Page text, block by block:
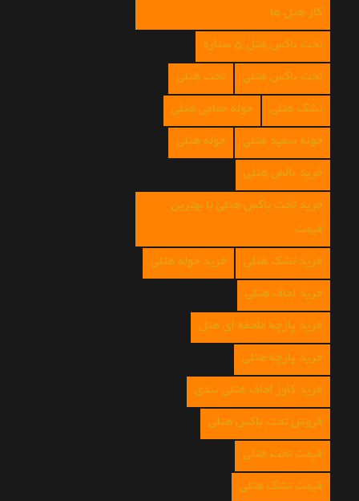
کار هتل ها
تخت باکس هتل 5 ستاره
تخت باکس هتلی تخت هتلی
تشک هتلی حوله حمامی هتلی
حوله سفید هتلی حوله هتلی
خرید بالش هتلی
خرید تخت باکس هتلی با بهترین
قیمت
خرید تشک هتلی خرید حوله هتلی
خرید لحاف هتلی
خرید پارچه ملحفه ای هتل
خرید پارچه هتلی
خرید کاور لحاف هتلی بندی
فروش تخت باکس هتلی
قیمت تخت هتلی
قیمت تشک هتلی